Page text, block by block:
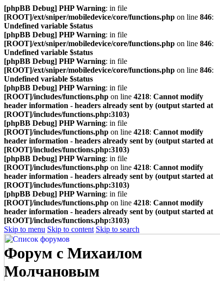
[phpBB Debug] PHP Warning: in file
[ROOT]/ext/sniper/mobiledevice/core/functions.php on line 846:
Undefined variable $status
[phpBB Debug] PHP Warning: in file
[ROOT]/ext/sniper/mobiledevice/core/functions.php on line 846:
Undefined variable $status
[phpBB Debug] PHP Warning: in file
[ROOT]/ext/sniper/mobiledevice/core/functions.php on line 846:
Undefined variable $status
[phpBB Debug] PHP Warning: in file
[ROOT]/includes/functions.php on line 4218: Cannot modify
header information - headers already sent by (output started at
[ROOT]/includes/functions.php:3103)
[phpBB Debug] PHP Warning: in file
[ROOT]/includes/functions.php on line 4218: Cannot modify
header information - headers already sent by (output started at
[ROOT]/includes/functions.php:3103)
[phpBB Debug] PHP Warning: in file
[ROOT]/includes/functions.php on line 4218: Cannot modify
header information - headers already sent by (output started at
[ROOT]/includes/functions.php:3103)
[phpBB Debug] PHP Warning: in file
[ROOT]/includes/functions.php on line 4218: Cannot modify
header information - headers already sent by (output started at
[ROOT]/includes/functions.php:3103)
Skip to menu Skip to content Skip to search
Форум с Михаилом
Молчановым